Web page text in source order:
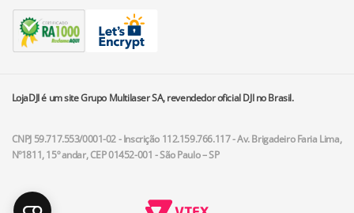
LojaDJI é um site Grupo Multilaser SA, revendedor oficial DJI no Brasil.
CNPJ 59.717.553/0001-02 - Inscrição 112.159.766.117 - Av. Brigadeiro Faria Lima,
Nº1811, 15º andar, CEP 01452-001 - São Paulo – SP